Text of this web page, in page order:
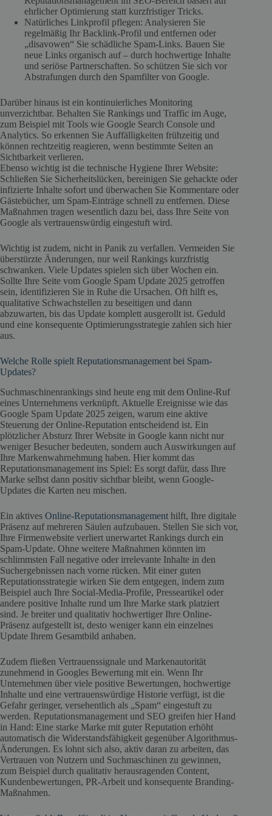
ehrlicher Optimierung statt kurzfristiger Tricks.
Natürliches Linkprofil pflegen: Analysieren Sie
regelmäßig Ihr Backlink-Profil und entfernen oder
„disavowen“ Sie schädliche Spam-Links. Bauen Sie
neue Links organisch auf – durch hochwertige Inhalte
und seriöse Partnerschaften. So schützen Sie sich vor
Abstrafungen durch den Spamfilter von Google.
Darüber hinaus ist ein kontinuierliches Monitoring
unverzichtbar. Behalten Sie Rankings und Traffic im Auge,
zum Beispiel mit Tools wie Google Search Console und
Analytics. So erkennen Sie Auffälligkeiten frühzeitig und
können rechtzeitig reagieren, wenn bestimmte Seiten an
Sichtbarkeit verlieren.
Ebenso wichtig ist die technische Hygiene Ihrer Website:
Schließen Sie Sicherheitslücken, bereinigen Sie gehackte oder
infizierte Inhalte sofort und überwachen Sie Kommentare oder
Gästebücher, um Spam-Einträge schnell zu entfernen. Diese
Maßnahmen tragen wesentlich dazu bei, dass Ihre Seite von
Google als vertrauenswürdig eingestuft wird.
Wichtig ist zudem, nicht in Panik zu verfallen. Vermeiden Sie
überstürzte Änderungen, nur weil Rankings kurzfristig
schwanken. Viele Updates spielen sich über Wochen ein.
Sollte Ihre Seite vom Google Spam Update 2025 getroffen
sein, identifizieren Sie in Ruhe die Ursachen. Oft hilft es,
qualitative Schwachstellen zu beseitigen und dann
abzuwarten, bis das Update komplett ausgerollt ist. Geduld
und eine konsequente Optimierungsstrategie zahlen sich hier
aus.
Welche Rolle spielt Reputationsmanagement bei Spam-
Updates?
Suchmaschinenrankings sind heute eng mit dem Online-Ruf
eines Unternehmens verknüpft. Aktuelle Ereignisse wie das
Google Spam Update 2025 zeigen, warum eine aktive
Steuerung der Online-Reputation entscheidend ist. Ein
plötzlicher Absturz Ihrer Website in Google kann nicht nur
weniger Besucher bedeuten, sondern auch Auswirkungen auf
Ihre Markenwahrnehmung haben. Hier kommt das
Reputationsmanagement ins Spiel: Es sorgt dafür, dass Ihre
Marke selbst dann positiv sichtbar bleibt, wenn Google-
Updates die Karten neu mischen.
Ein aktives Online-Reputationsmanagement hilft, Ihre digitale
Präsenz auf mehreren Säulen aufzubauen. Stellen Sie sich vor,
Ihre Firmenwebsite verliert unerwartet Rankings durch ein
Spam-Update. Ohne weitere Maßnahmen könnten im
schlimmsten Fall negative oder irrelevante Inhalte in den
Suchergebnissen nach vorne rücken. Mit einer guten
Reputationsstrategie wirken Sie dem entgegen, indem zum
Beispiel auch Ihre Social-Media-Profile, Presseartikel oder
andere positive Inhalte rund um Ihre Marke stark platziert
sind. Je breiter und qualitativ hochwertiger Ihre Online-
Präsenz aufgestellt ist, desto weniger kann ein einzelnes
Update Ihrem Gesamtbild anhaben.
Zudem fließen Vertrauenssignale und Markenautorität
zunehmend in Googles Bewertung mit ein. Wenn Ihr
Unternehmen über viele positive Bewertungen, hochwertige
Inhalte und eine vertrauenswürdige Historie verfügt, ist die
Gefahr geringer, versehentlich als „Spam“ eingestuft zu
werden. Reputationsmanagement und SEO greifen hier Hand
in Hand: Eine starke Marke mit guter Reputation erhöht
automatisch die Widerstandsfähigkeit gegenüber Algorithmus-
Änderungen. Es lohnt sich also, aktiv daran zu arbeiten, das
Vertrauen von Nutzern und Suchmaschinen zu gewinnen,
zum Beispiel durch qualitativ herausragenden Content,
Kundenbewertungen, PR-Arbeit und konsequente Branding-
Maßnahmen.